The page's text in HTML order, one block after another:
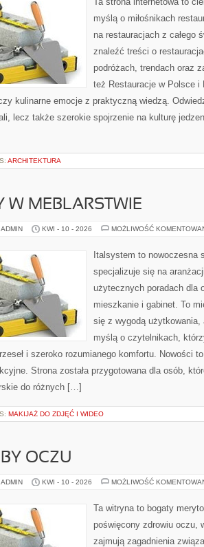
myślą o miłośnikach
na restauracjach z całego
znaleźć treści o
podróżach, trendach oraz
też Restauracje w Polsce i
kulinarne emocje z praktyczną wiedzą.
lecz także szerokie spojrzenie na kulturę
ARCHITEKTURA
W MEBLARSTWIE
KWI - 10 - 2026 MOŻLIWOŚĆ
Italsystem to nowoczesna
specjalizuje się na
użytecznych poradach dla
mieszkanie i gabinet. To
się z wygodą użytkowania,
myślą o czytelnikach,
i szeroko rozumianego komfortu. Nowości
Strona została przygotowana dla osób,
do różnych […]
MAKIJAŻ DO ZDJĘĆ I WIDEO
OCZU
KWI - 10 - 2026 MOŻLIWOŚĆ
Ta witryna to bogaty
poświęcony zdrowiu oczu,
zajmują zagadnienia